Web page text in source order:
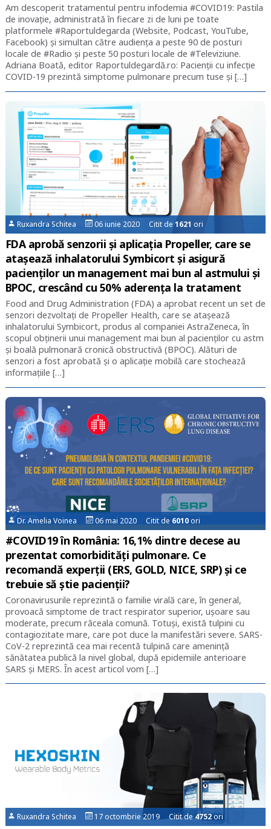
Am descoperit tratamentul pentru infodemia #COVID19: Pastila
de inovație, administrată în fiecare zi de luni pe toate
platformele #Raportuldegarda (Website, Podcast, YouTube,
Facebook) și simultan către audiența a peste 90 de posturi
locale de #Radio și peste 50 posturi locale de #Televiziune.
Adriana Boată, editor Raportuldegardă.ro: Pacienții cu infecție
COVID-19 prezintă simptome pulmonare precum tuse și […]
Ruxandra Schitea 06 iunie 2020 Citit de1621 ori
FDA aprobă senzorii și aplicația Propeller, care se
atașează inhalatorului Symbicort și asigură
pacienților un management mai bun al astmului și
BPOC, crescând cu 50% aderența la tratament
Food and Drug Administration (FDA) a aprobat recent un set de
senzori dezvoltați de Propeller Health, care se atașează
inhalatorului Symbicort, produs al companiei AstraZeneca, în
scopul obținerii unui management mai bun al pacienților cu astm
și boală pulmonară cronică obstructivă (BPOC). Alături de
senzori a fost aprobată și o aplicație mobilă care stochează
informațiile […]
Dr. Amelia Voinea 06 mai 2020 Citit de 6010ori
#COVID19 în România: 16,1% dintre decese au
prezentat comorbidități pulmonare. Ce
recomandă experții (ERS, GOLD, NICE, SRP) și ce
trebuie să știe pacienții?
Coronavirusurile reprezintă o familie virală care, în general,
provoacă simptome de tract respirator superior, ușoare sau
moderate, precum răceala comună. Totuși, există tulpini cu
contagiozitate mare, care pot duce la manifestări severe. SARS-
CoV-2 reprezintă cea mai recentă tulpină care amenință
sănătatea publică la nivel global, după epidemiile anterioare
SARS și MERS. În acest articol vom […]
Ruxandra Schitea 17 octombrie 2019 Citit de4752ori